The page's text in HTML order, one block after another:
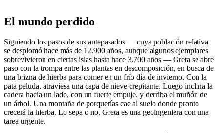
El mundo perdido
Siguiendo los pasos de sus antepasados — cuya población relativa
se desplomó hace más de 12.900 años, aunque algunos ejemplares
sobrevivieron en ciertas islas hasta hace 3.700 años — Greta se abre
paso con la trompa entre las plantas en descomposición, en busca de
una brizna de hierba para comer en un frío día de invierno. Con la
pata peluda, atraviesa una capa de nieve crepitante. Luego inclina la
cadera hacia un lado, con un fuerte empuje, y derriba el muñón de
un árbol. Una montaña de porquerías cae al suelo donde pronto
crecerá la hierba. Lo sepa o no, Greta es una geoingeniera con una
tarea urgente.